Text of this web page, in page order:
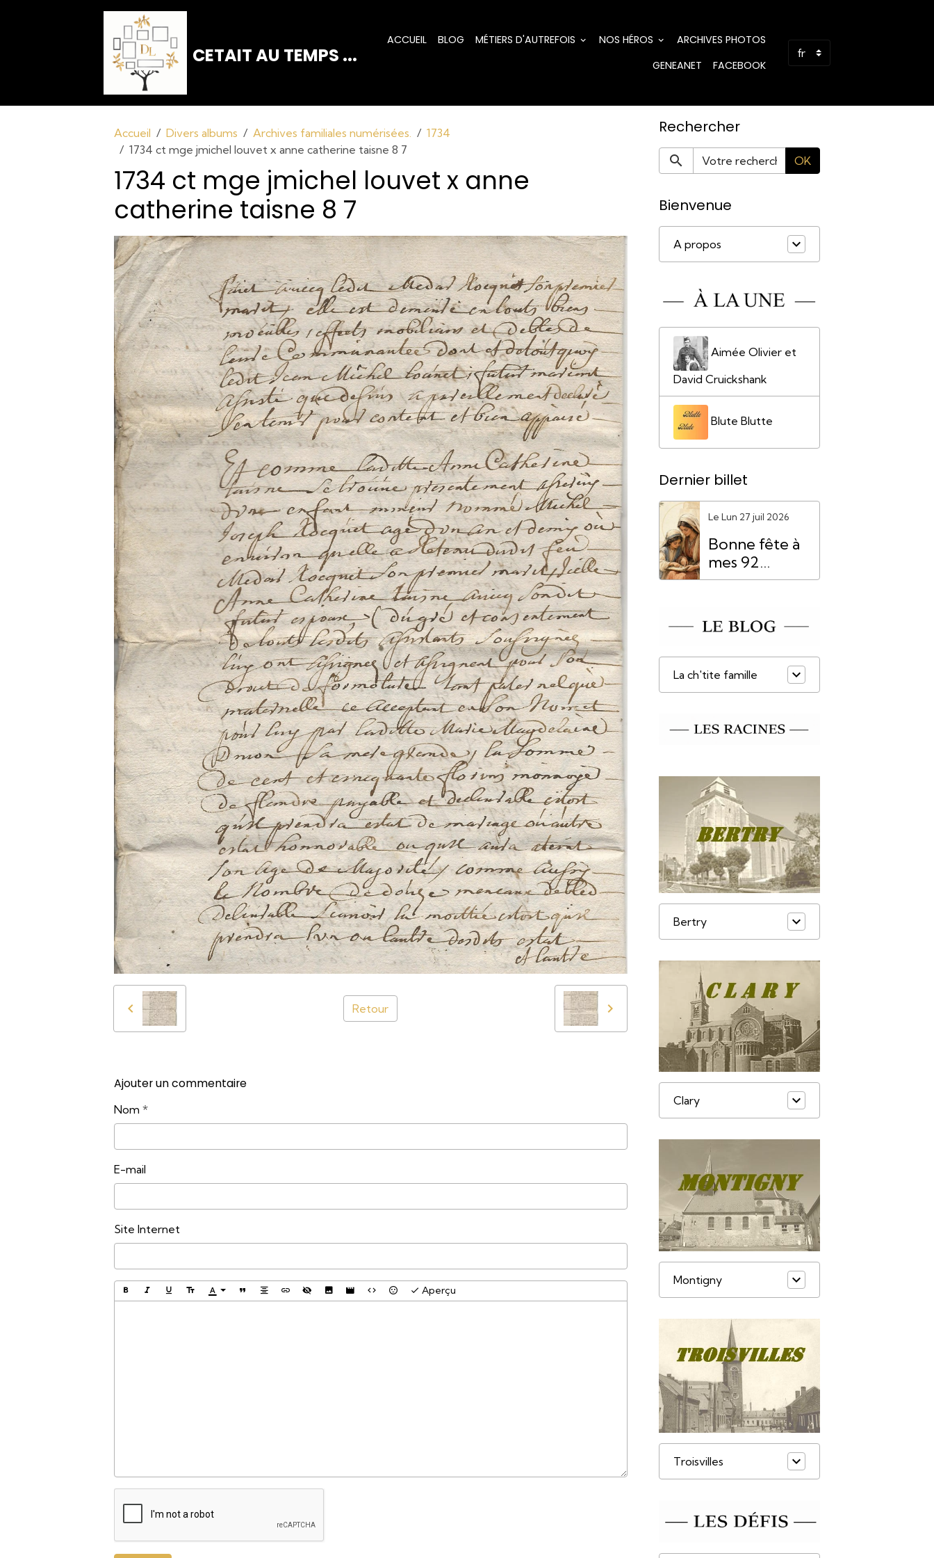
CETAIT AU TEMPS ...
ACCUEIL BLOG MÉTIERS D'AUTREFOIS NOS HÉROS
ARCHIVES PHOTOS
GENEANET
FACEBOOK
Accueil Divers albums Archives familiales numérisées.
1734
1734 ct mge jmichel louvet x anne catherine taisne 8 7
1734 ct mge jmichel louvet x anne
catherine taisne 8 7
Retour
Ajouter un commentaire
Nom
E-mail
Site Internet
Aperçu
Rechercher
OK
Bienvenue
A propos
Aimée Olivier et
David Cruickshank
Blute Blutte
Dernier billet
Le Lun 27 juil 2026
Bonne fête à
mes 92
"Mamie
La ch'tite famille
Bertry
Clary
Montigny
Troisvilles